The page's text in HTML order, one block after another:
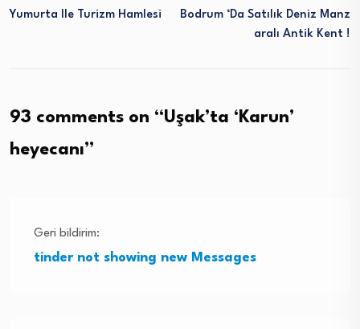
Yumurta Ile Turizm Hamlesi
Bodrum ‘da Satılık Deniz Manz
Aralı Antik Kent !
93 comments on “Uşak’ta ‘Karun’
heyecanı”
Geri bildirim:
tinder not showing new Messages